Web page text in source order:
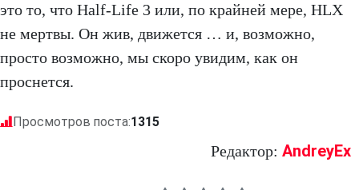
это то, что Half-Life 3 или, по крайней мере, HLX
не мертвы. Он жив, движется … и, возможно,
просто возможно, мы скоро увидим, как он
проснется.
Просмотров поста:1315
Редактор: AndreyEx